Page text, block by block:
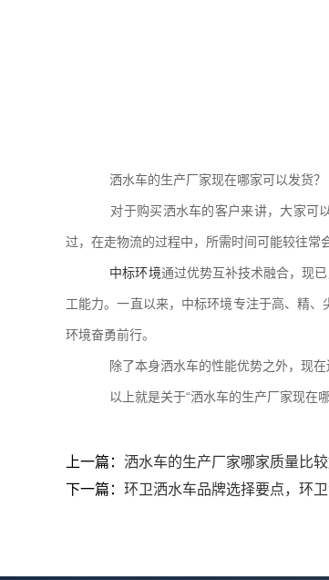
洒水车的生产厂家现在哪家可以发货？
对于购买洒水车的客户来讲，大家可
过，在走物流的过程中，所需时间可能较往常
中标环境通过优势互补技术融合，现
工能力。一直以来，中标环境专注于高、精
环境奋勇前行。
除了本身洒水车的性能优势之外，现在
以上就是关于“洒水车的生产厂家现在
上一篇： 洒水车的生产厂家哪家质量比
下一篇： 环卫洒水车品牌选择要点，环